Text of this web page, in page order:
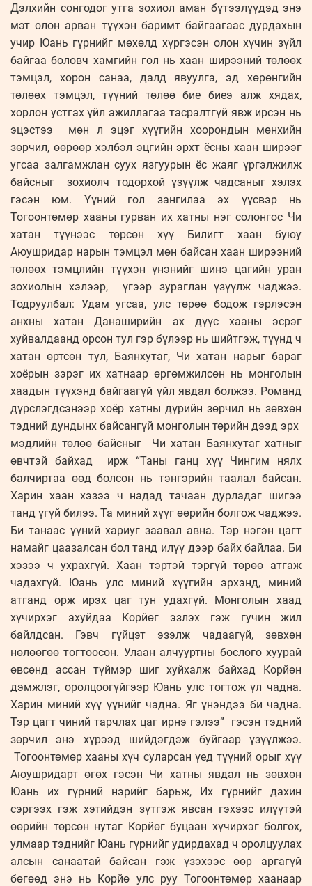
Дэлхийн сонгодог утга зохиол аман бүтээлүүдэд энэ
мэт олон арван түүхэн баримт байгаагаас дурдахын
учир Юань гүрнийг мөхөлд хүргэсэн олон хүчин зүйл
байгаа боловч хамгийн гол нь хаан ширээний төлөөх
тэмцэл, хорон санаа, далд явуулга, эд хөрөнгийн
төлөөх тэмцэл, түүний төлөө бие биеэ алж хядах,
хорлон устгах үйл ажиллагаа тасралтгүй явж ирсэн нь
эцэстээ мөн л эцэг хүүгийн хоорондын мөнхийн
зөрчил, өөрөөр хэлбэл эцгийн эрхт ёсны хаан ширээг
угсаа залгамжлан суух язгуурын ёс жаяг үргэлжилж
байсныг зохиолч тодорхой үзүүлж чадсаныг хэлэх
гэсэн юм. Үүний гол зангилаа эх үүсвэр нь
Тогоонтөмөр хааны гурван их хатны нэг солонгос Чи
хатан түүнээс төрсөн хүү Билигт хаан буюу
Аюушридар нарын тэмцэл мөн байсан хаан ширээний
төлөөх тэмцлийн түүхэн үнэнийг шинэ цагийн уран
зохиолын хэлээр, үгээр зураглан үзүүлж чаджээ.
Тодруулбал: Удам угсаа, улс төрөө бодож гэрлэсэн
анхны хатан Данаширийн ах дүүс хааны эсрэг
хуйвалдаанд орсон тул гэр бүлээр нь шийтгэж, түүнд ч
хатан өртсөн тул, Баянхутаг, Чи хатан нарыг бараг
хоёрын зэрэг их хатнаар өргөмжилсөн нь монголын
хаадын түүхэнд байгаагүй үйл явдал болжээ. Романд
дүрслэгдсэнээр хоёр хатны дүрийн зөрчил нь зөвхөн
тэдний дундынх байсангүй монголын төрийн дээд эрх
мэдлийн төлөө байсныг Чи хатан Баянхутаг хатныг
өвчтэй байхад ирж “Таны ганц хүү Чингим нялх
балчиртаа өөд болсон нь тэнгэрийн таалал байсан.
Харин хаан хэзээ ч надад тачаан дурладаг шигээ
танд үгүй билээ. Та миний хүүг өөрийн болгож чаджээ.
Би танаас үүний хариуг заавал авна. Тэр нэгэн цагт
намайг цаазалсан бол танд илүү дээр байх байлаа. Би
хэзээ ч ухрахгүй. Хаан тэртэй тэргүй төрөө атгаж
чадахгүй. Юань улс миний хүүгийн эрхэнд, миний
атганд орж ирэх цаг тун удахгүй. Монголын хаад
хүчирхэг ахуйдаа Корйөг эзлэх гэж гучин жил
байлдсан. Гэвч гүйцэт эзэлж чадаагүй, зөвхөн
нөлөөгөө тогтоосон. Улаан алчууртны бослого хуурай
өвсөнд ассан түймэр шиг хуйхалж байхад Корйөн
дэмжлэг, оролцоогүйгээр Юань улс тогтож үл чадна.
Харин миний хүү үүнийг чадна. Яг үнэндээ би чадна.
Тэр цагт чиний тарчлах цаг ирнэ гэлээ” гэсэн тэдний
зөрчил энэ хүрээд шийдэгдэж буйгаар үзүүлжээ.
Тогоонтөмөр хааны хүч суларсан үед түүний орыг хүү
Аюушридарт өгөх гэсэн Чи хатны явдал нь зөвхөн
Юань их гүрний нэрийг барьж, Их гүрнийг дахин
сэргээх гэж хэтийдэн зүтгэж явсан гэхээс илүүтэй
өөрийн төрсөн нутаг Корйөг буцаан хүчирхэг болгох,
улмаар тэднийг Юань гүрнийг удирдахад ч оролцуулах
алсын санаатай байсан гэж үзэхээс өөр аргагүй
бөгөөд энэ нь Корйө улс руу Тогоонтөмөр хаанаар